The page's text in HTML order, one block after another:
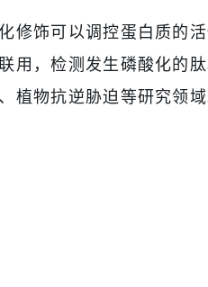
饰可以调控蛋白质的活
用，检测发生磷酸化的
植物抗逆胁迫等研究领域